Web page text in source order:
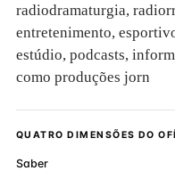
radiodramaturgia,
entretenimento,
estúdio, podcasts,
como produções jorn
QUATRO DIMENSÕES DO
Saber